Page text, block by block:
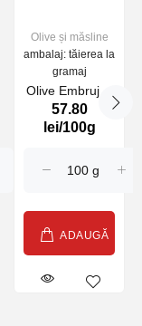
Olive și măsline
ambalaj: tăierea la
gramaj
Olive Embrujos
Maestros
Aceituneros
4.2kg/ Net
57.80
lei/100g
ADAUGĂ